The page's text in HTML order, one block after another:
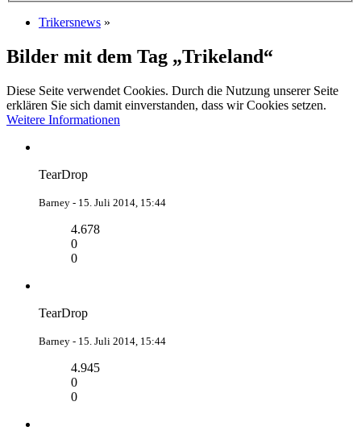
Trikersnews »
Bilder mit dem Tag „Trikeland“
Diese Seite verwendet Cookies. Durch die Nutzung unserer Seite
erklären Sie sich damit einverstanden, dass wir Cookies setzen.
Weitere Informationen
TearDrop
Barney - 15. Juli 2014, 15:44
4.678
0
0
TearDrop
Barney - 15. Juli 2014, 15:44
4.945
0
0